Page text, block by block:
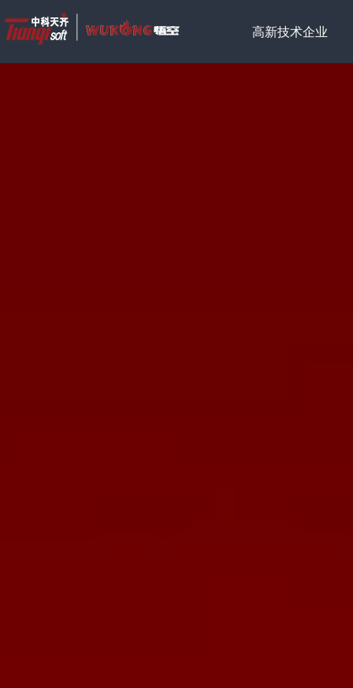
高新技术企业